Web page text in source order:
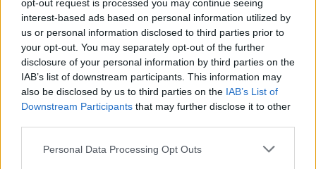
opt-out request is processed you may continue seeing
interest-based ads based on personal information utilized by
us or personal information disclosed to third parties prior to
your opt-out. You may separately opt-out of the further
disclosure of your personal information by third parties on the
IAB’s list of downstream participants. This information may
also be disclosed by us to third parties on the IAB’s List of
Downstream Participants that may further disclose it to other
Personal Data Processing Opt Outs
·